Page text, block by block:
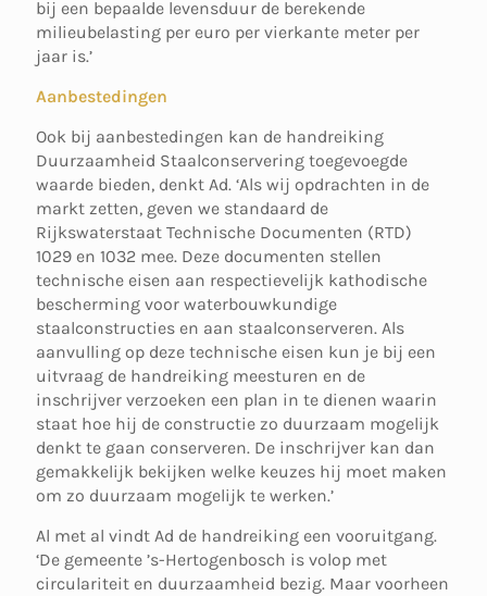
bij een bepaalde levensduur de berekende
milieubelasting per euro per vierkante meter per
jaar is.’
Aanbestedingen
Ook bij aanbestedingen kan de handreiking
Duurzaamheid Staalconservering toegevoegde
waarde bieden, denkt Ad. ‘Als wij opdrachten in de
markt zetten, geven we standaard de
Rijkswaterstaat Technische Documenten (RTD)
1029 en 1032 mee. Deze documenten stellen
technische eisen aan respectievelijk kathodische
bescherming voor waterbouwkundige
staalconstructies en aan staalconserveren. Als
aanvulling op deze technische eisen kun je bij een
uitvraag de handreiking meesturen en de
inschrijver verzoeken een plan in te dienen waarin
staat hoe hij de constructie zo duurzaam mogelijk
denkt te gaan conserveren. De inschrijver kan dan
gemakkelijk bekijken welke keuzes hij moet maken
om zo duurzaam mogelijk te werken.’
Al met al vindt Ad de handreiking een vooruitgang.
‘De gemeente ’s-Hertogenbosch is volop met
circulariteit en duurzaamheid bezig. Maar voorheen